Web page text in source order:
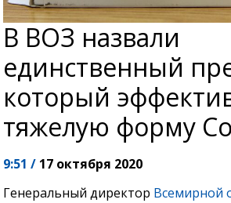
В ВОЗ назвали
единственный
который
тяжелую форму
9:51 / 17 октября 2020
Генеральный директор Всемирной